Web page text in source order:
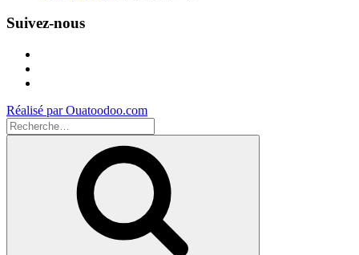
Suivez-nous
Réalisé par Ouatoodoo.com
Recherche
pour